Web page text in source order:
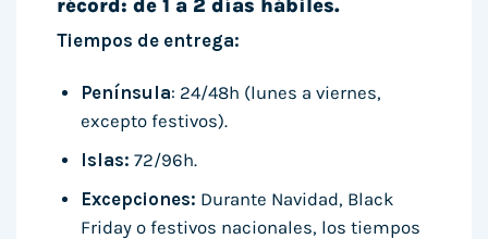
récord: de 1 a 2 días hábiles.
Tiempos de entrega:
Península: 24/48h (lunes a viernes,
excepto festivos).
Islas: 72/96h.
Excepciones: Durante Navidad, Black
Friday o festivos nacionales, los tiempos